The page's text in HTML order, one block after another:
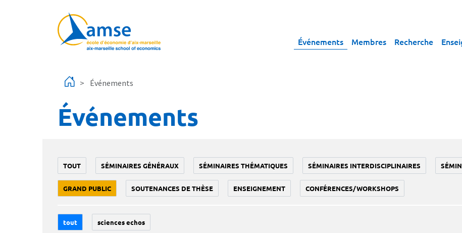
Événements Membres Recherche
Événements
Événements
TOUT SÉMINAIRES GÉNÉRAUX SÉMINAIRES THÉMATIQUES SÉMINAIRES INTERDISCIPLINAIRES
GRAND PUBLIC SOUTENANCES DE THÈSE ENSEIGNEMENT CONFÉRENCES/WORKSHOPS
tout sciences echos